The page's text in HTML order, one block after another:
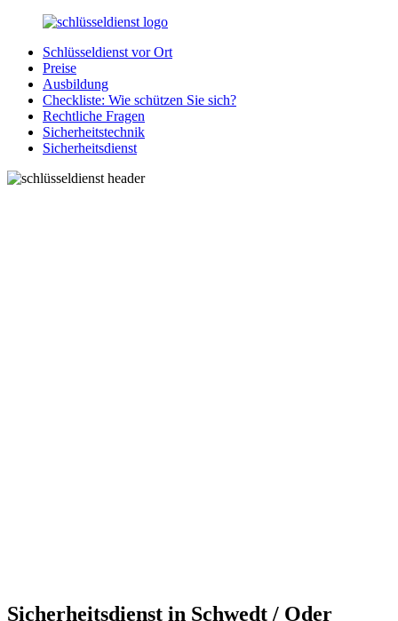
Zurück
Inhalt
SchluesseldienstDirekt.de
Ihre
Notlage
wird
gelöst!
Schlüsseldienst vor Ort
Preise
Ausbildung
Checkliste: Wie schützen Sie sich?
Rechtliche Fragen
Sicherheitstechnik
Sicherheitsdienst
Sicherheitsdienst in Schwedt / Oder